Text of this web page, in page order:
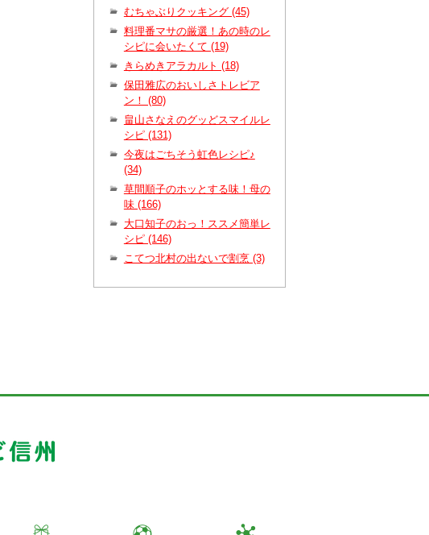
むちゃぶりクッキング (45)
料理番マサの厳選！あの時のレ
シピに会いたくて (19)
きらめきアラカルト (18)
保田雅広のおいしさトレビア
ン！ (80)
畠山さなえのグッどスマイルレ
シピ (131)
今夜はごちそう虹色レシピ♪
(34)
草間順子のホッとする味！母の
味 (166)
大口知子のおっ！ススメ簡単レ
シピ (146)
こてつ北村の出ないで割烹 (3)